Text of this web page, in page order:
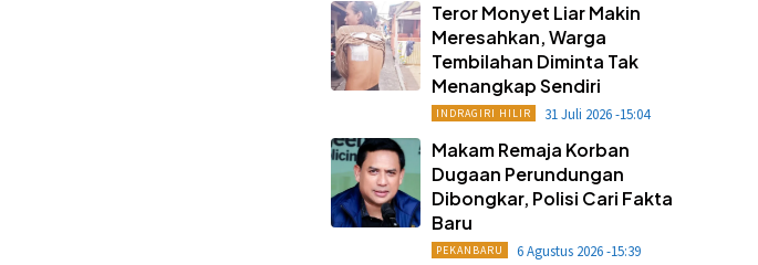
Teror Monyet Liar Makin
Meresahkan, Warga
Tembilahan Diminta Tak
Menangkap Sendiri
INDRAGIRI HILIR 31 Juli 2026 -15:04
Makam Remaja Korban
Dugaan Perundungan
Dibongkar, Polisi Cari Fakta
Baru
PEKANBARU 6 Agustus 2026 -15:39